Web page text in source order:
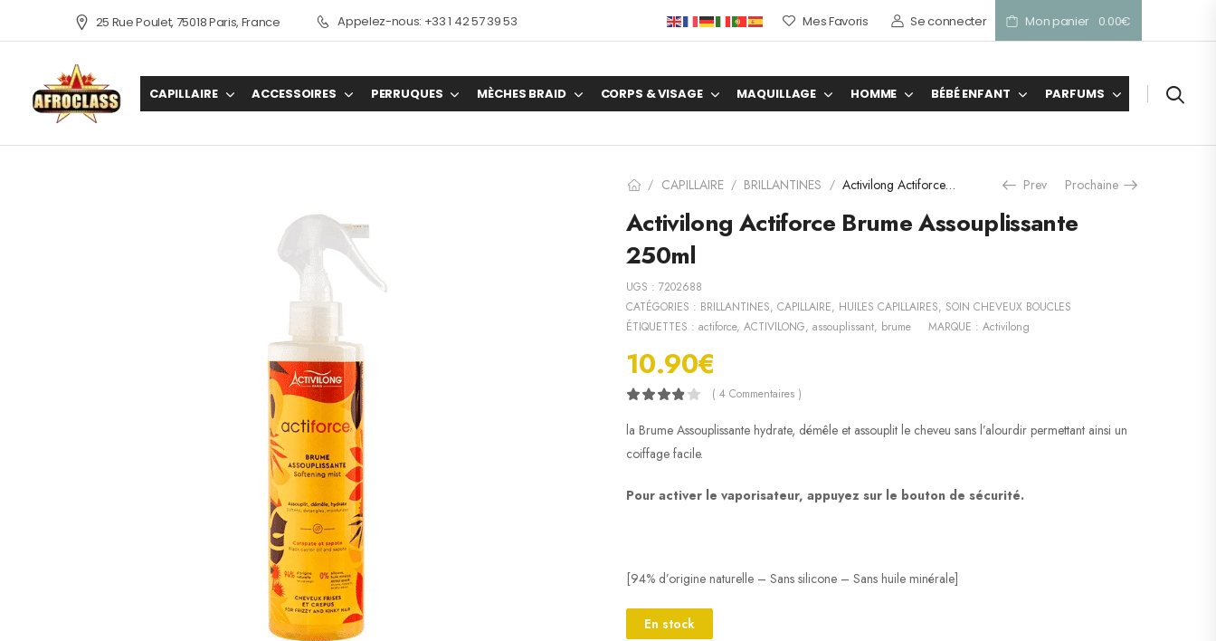
25 Rue Poulet, 75018 Paris, France Appelez-nous: +33 1 42 57 39 53 Mes Favoris Se connecter Mon panier 0.00€
CAPILLAIRE ACCESSOIRES PERRUQUES MÈCHES BRAID CORPS & VISAGE MAQUILLAGE HOMME BÉBÉ ENFANT PARFUMS
/ CAPILLAIRE / BRILLANTINES / Activilong Actiforce Brume Assouplissante 250ml Prev Prochaine
Activilong Actiforce Brume Assouplissante
250ml
UGS : 7202688
CATÉGORIES : BRILLANTINES, CAPILLAIRE, HUILES CAPILLAIRES, SOIN CHEVEUX BOUCLES
ÉTIQUETTES : actiforce, ACTIVILONG, assouplissant, brume MARQUE : Activilong
10.90€
( 4 Commentaires )
la Brume Assouplissante hydrate, démêle et assouplit le cheveu sans l’alourdir permettant ainsi un
coiffage facile.
Pour activer le vaporisateur, appuyez sur le bouton de sécurité.
[94% d’origine naturelle – Sans silicone – Sans huile minérale]
En stock